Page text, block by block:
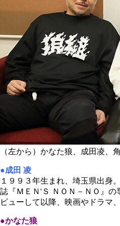
（左から）かなた狼、成田凌、
●成田 凌
１９９３年生まれ、埼玉県出身
誌『ＭＥＮ'Ｓ ＮＯＮ－ＮＯ』
ビューして以降、映画やドラマ
●かなた狼